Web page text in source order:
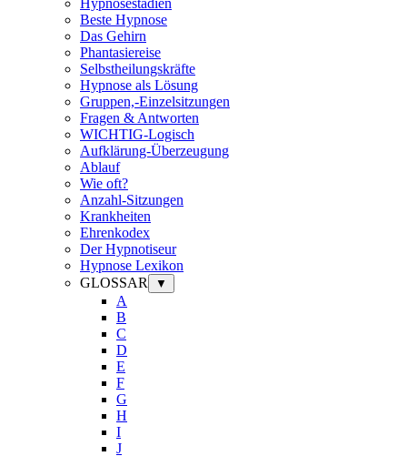
Beste Hypnose
Das Gehirn
Phantasiereise
Selbstheilungskräfte
Hypnose als Lösung
Gruppen,-Einzelsitzungen
Fragen & Antworten
WICHTIG-Logisch
Aufklärung-Überzeugung
Ablauf
Wie oft?
Anzahl-Sitzungen
Krankheiten
Ehrenkodex
Der Hypnotiseur
Hypnose Lexikon
GLOSSAR
▼
A
B
C
D
E
F
G
H
I
J